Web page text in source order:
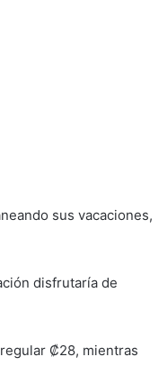
sus vacaciones,
disfrutaría de
₡28, mientras